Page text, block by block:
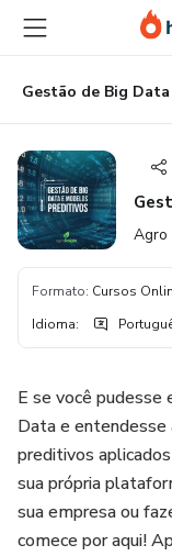
para
conteúdo
principal
para
pagamento
para
rodapé
Agro
Formato: Cursos
Idioma:
E se você pudesse
Data e entendesse
preditivos
sua própria
sua empresa ou
comece por aqui!